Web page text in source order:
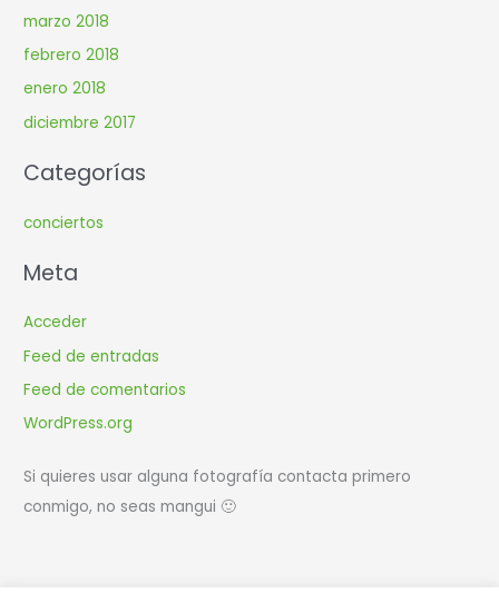
marzo 2018
febrero 2018
enero 2018
diciembre 2017
Categorías
conciertos
Meta
Acceder
Feed de entradas
Feed de comentarios
WordPress.org
Si quieres usar alguna fotografía contacta primero
conmigo, no seas mangui 🙂